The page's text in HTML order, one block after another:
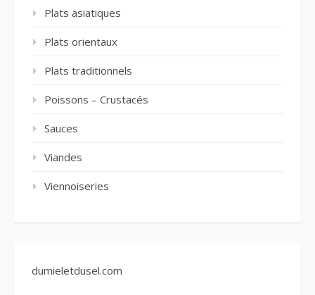
Plats asiatiques
Plats orientaux
Plats traditionnels
Poissons – Crustacés
Sauces
Viandes
Viennoiseries
dumieletdusel.com